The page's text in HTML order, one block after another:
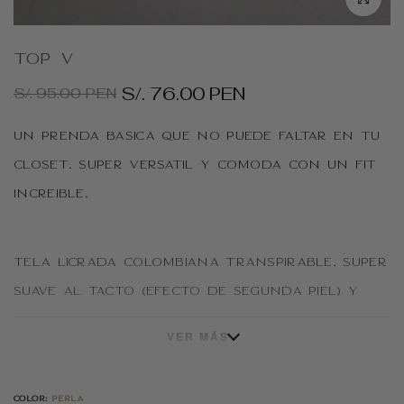
Top V
S/. 95.00 PEN S/. 76.00 PEN
Un prenda básica que no puede faltar en tu
closet. Súper versátil y cómoda con un fit
increíble.
Tela licrada colombiana transpirable, súper
suave al tacto (efecto de segunda piel) y
VER MÁS
COLOR: PERLA